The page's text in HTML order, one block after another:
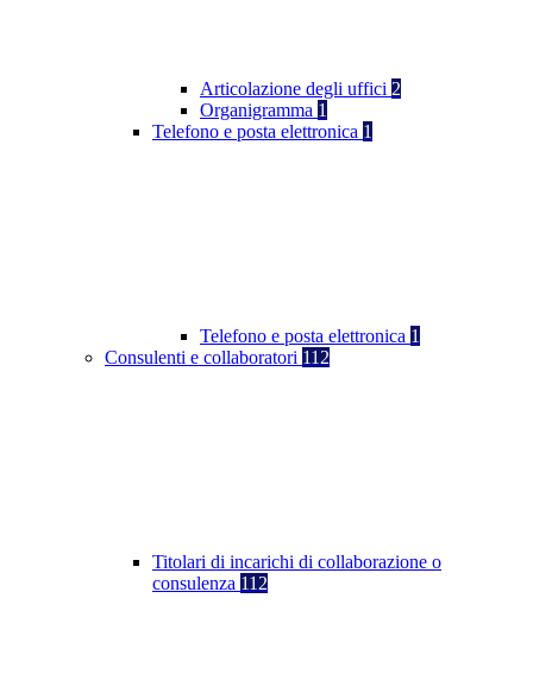
Articolazione degli uffici 2
Organigramma 1
Telefono e posta elettronica 1
Telefono e posta elettronica 1
Consulenti e collaboratori 112
Titolari di incarichi di collaborazione o
consulenza 112